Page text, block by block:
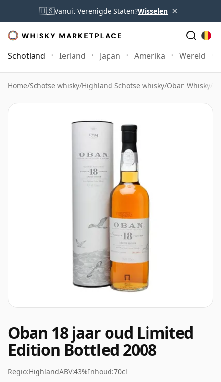
🇺🇸Vanuit Verenigde Staten?Wisselen ×
Schotland Ierland Japan Amerika Wereld
Home/Schotse whisky/Highland Schotse whisky/Oban Whisky/
Oban 18 jaar oud Limited
Edition Bottled 2008
Regio:HighlandABV:43%Inhoud:70cl